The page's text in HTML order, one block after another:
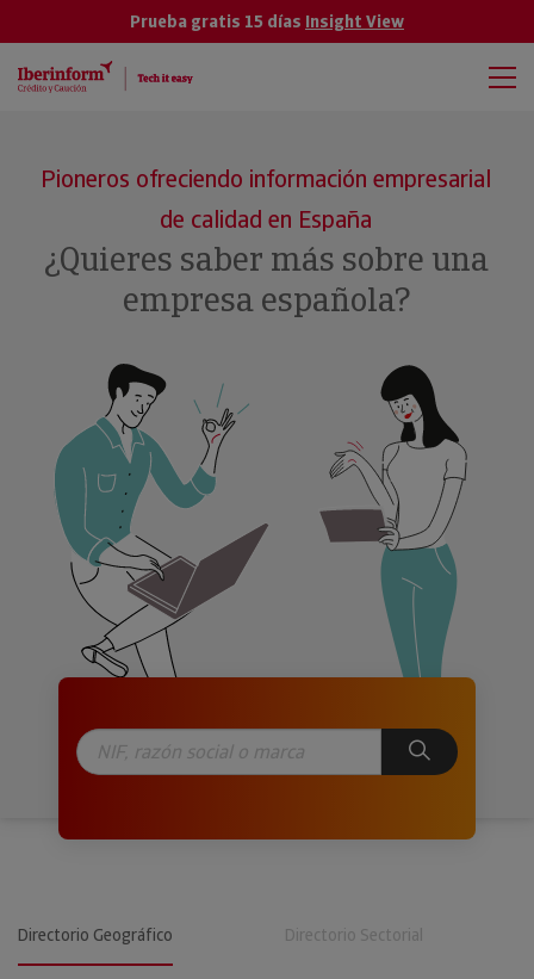
Prueba gratis 15 días Insight View
Pioneros ofreciendo información empresarial
de calidad en España
¿Quieres saber más sobre una
empresa española?
Directorio Geográfico Directorio Sectorial